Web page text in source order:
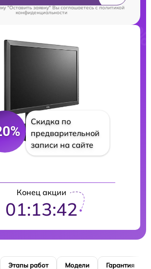
"Оставить заявку" Вы соглашаетесь cполитикой
конфиденциальности
Скидка по
предварительной
записи на сайте
Конец акции
01:13:41
Этапы работ Модели Гарантия